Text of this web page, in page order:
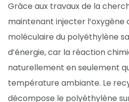
Grâce aux travaux de la
maintenant injecter l’oxygène
moléculaire du polyéthylène
d’énergie, car la réaction
naturellement en seulement
température ambiante. Le
décompose le polyéthylène